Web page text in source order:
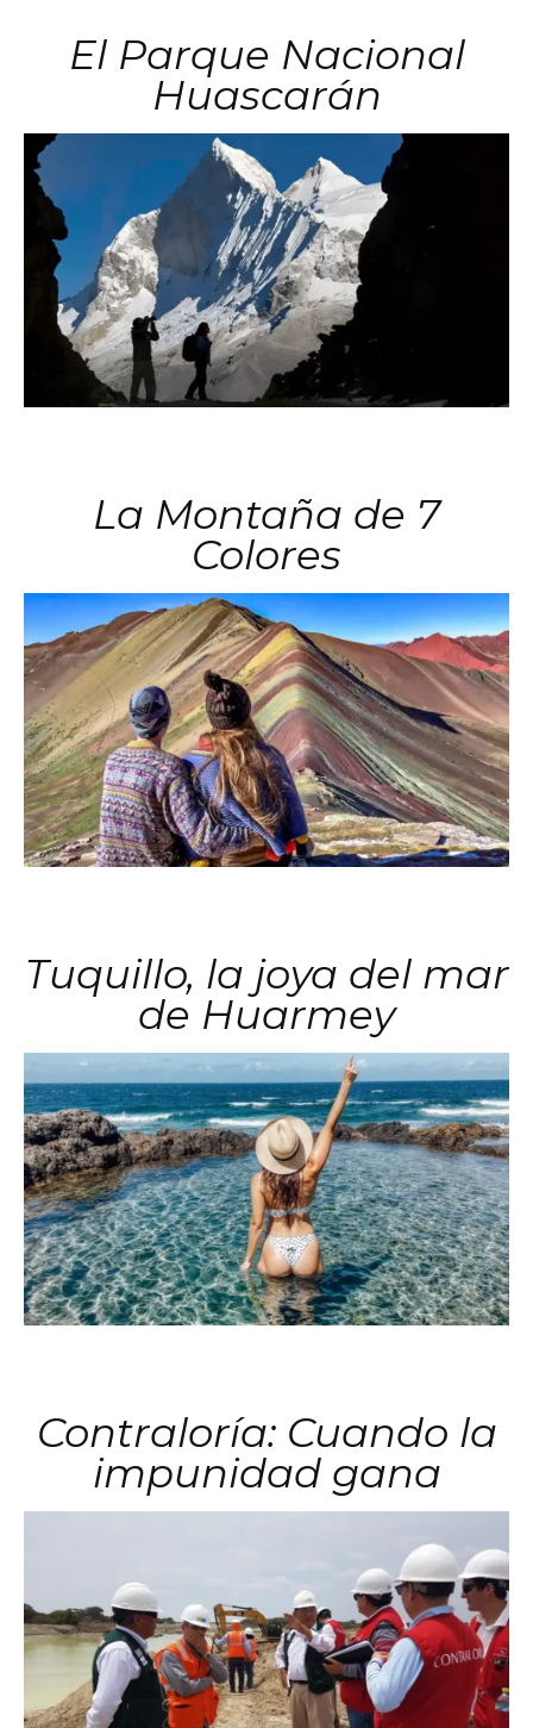
El Parque Nacional
Huascarán
La Montaña de 7
Colores
Tuquillo, la joya del mar
de Huarmey
Contraloría: Cuando la
impunidad gana